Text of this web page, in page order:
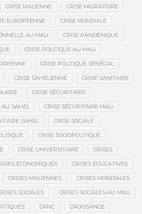
CRISE MALIENNE CRISE MIGRATOIRE
EUROPÉENNE CRISE MONDIALE
AU MALI CRISE PANDÉMIQUE
CRISE POLITIQUE AU MALI
CRISE POLITIQUE SÉNÉGAL
CRISE SAHÉLIENNE CRISE SANITAIRE
CRISE SÉCURITAIRE
AU SAHEL CRISE SÉCURITAIRE MALI
SAHEL CRISE SOCIALE
CRISE SOCIOPOLITIQUE
CRISE UNIVERSITAIRE CRISES
ÉCONOMIQUES CRISES ÉDUCATIVES
CRISES MALIENNES CRISES MONDIALES
SOCIALES CRISES SOCIALES AU MALI
CRNC CROISSANCE